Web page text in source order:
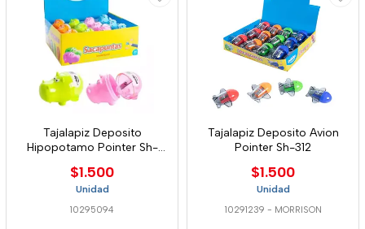
Tajalapiz Deposito
Hipopotamo Pointer Sh-
$1.500
Unidad
10295094
Tajalapiz Deposito Avion
Pointer Sh-312
$1.500
Unidad
10291239 - MORRISON